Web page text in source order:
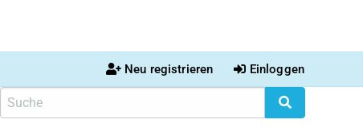
Neu registrieren Einloggen